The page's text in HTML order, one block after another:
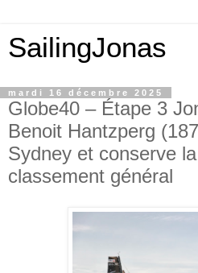
SailingJonas
mardi 16 décembre 2025
Globe40 – Étape 3
Benoit Hantzperg
Sydney et conserve
classement général